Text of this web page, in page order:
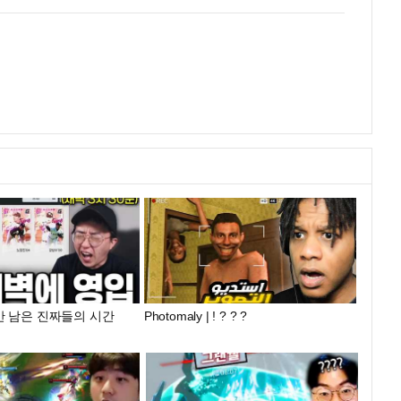
남은 진짜들의 시간 Photomaly | ! ? ? ?